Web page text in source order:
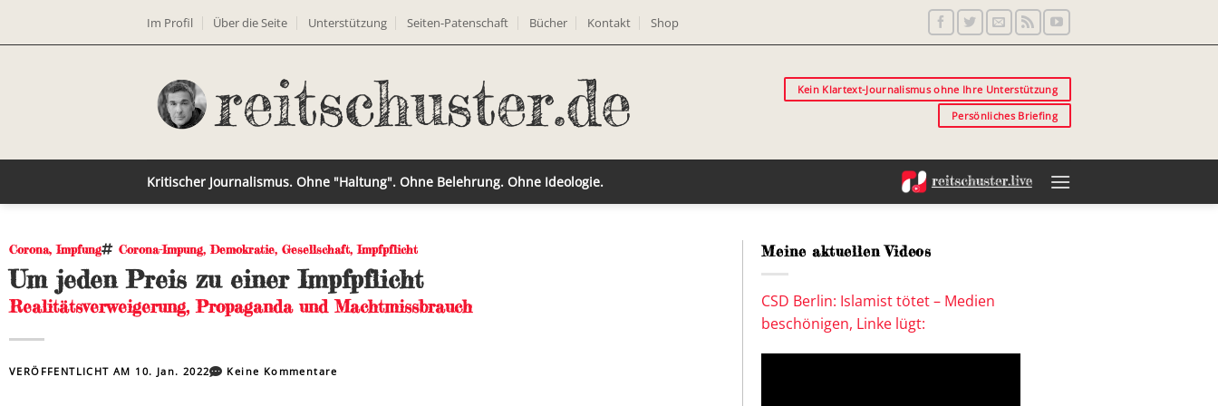
Im Profil Über die Seite Unterstützung Seiten-Patenschaft Bücher Kontakt Shop
Kein Klartext-Journalismus ohne Ihre Unterstützung
Persönliches Briefing
Kritischer Journalismus. Ohne "Haltung". Ohne Belehrung. Ohne Ideologie.
Corona,Impfung Corona-Impung,Demokratie, Gesellschaft,Impfpflicht
Um jeden Preis zu einer Impfpflicht
Realitätsverweigerung, Propaganda und Machtmissbrauch
VERÖFFENTLICHT AM 10. Jan. 2022 Keine Kommentare
Meine aktuellen Videos
CSD Berlin: Islamist tötet – Medien
beschönigen, Linke lügt: